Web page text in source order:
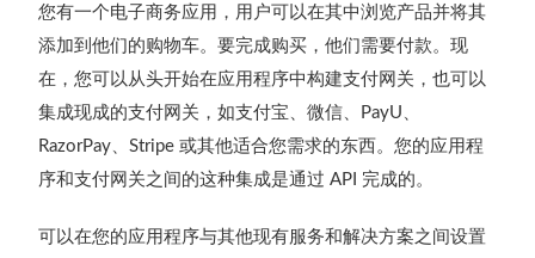
您有一个电子商务应用，用户可以在其中浏览产品并将其
添加到他们的购物车。要完成购买，他们需要付款。现
在，您可以从头开始在应用程序中构建支付网关，也可以
集成现成的支付网关，如支付宝、微信、 PayU
RazorPay 、Stripe或其他适合您需求的东西。您的应用程
序和支付网关之间的这种集成是通过 API 完成的。
可以在您的应用程序与其他现有服务和解决方案之间设置